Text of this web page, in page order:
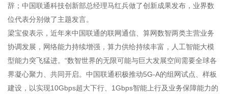
辞；中国联通科技创新部总经理马红兵做了创新成果发布，业界数
位代表分别做了主题发言。
梁宝俊表示，近年来中国联通的联网通信、算网数智两类主营业务
协调发展，网络能力持续增强，算力供给持续丰富，人工智能大模
型能力突飞猛进。“数智世界的无限可能与巨大发展空间需要全球各
界凝心聚力、共同开启。中国联通积极推动5G-A的组网试点、样板
建设，以实现10Gbps超大下行、1Gbps智能上行及业务保障能力的